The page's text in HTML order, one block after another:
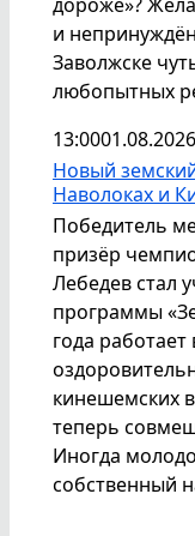
и
Заволжске
любопытных
13:0001.08.2026
Новый
Наволоках и
Победитель
призёр
Лебедев стал
программы
года
кинешемских
теперь
Иногда
собственный